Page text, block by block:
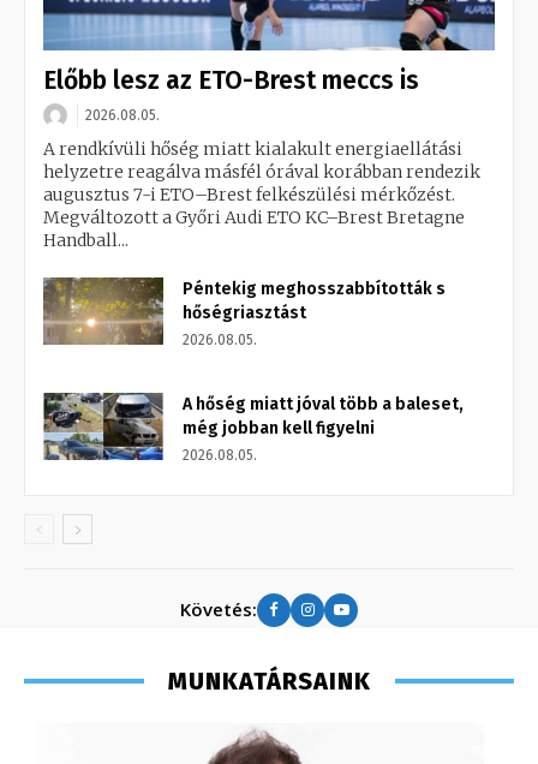
Előbb lesz az ETO-Brest meccs is
2026.08.05.
A rendkívüli hőség miatt kialakult energiaellátási
helyzetre reagálva másfél órával korábban rendezik
augusztus 7-i ETO–Brest felkészülési mérkőzést.
Megváltozott a Győri Audi ETO KC–Brest Bretagne
Handball...
Péntekig meghosszabbították s
hőségriasztást
2026.08.05.
A hőség miatt jóval több a baleset,
még jobban kell figyelni
2026.08.05.
Követés:
MUNKATÁRSAINK